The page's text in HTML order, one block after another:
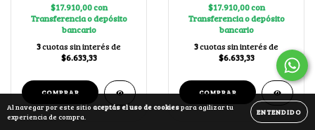
Al navegar por este sitio aceptás el uso de cookiespara agilizar tu
experiencia de compra.
ENTENDIDO
$17.910,00con
Transferencia o depósito
bancario
3cuotas sin interés de
$6.633,33
$17.910,00con
Transferencia o depósito
bancario
3cuotas sin interés de
$6.633,33